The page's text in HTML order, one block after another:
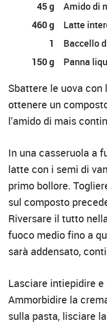
45 g
Amido di
460 g
Latte
1
Baccello
150 g
Panna
Sbattere le uova
ottenere un
l’amido di mais
In una casseruola a
latte con i semi di
primo bollore.
sul composto
Riversare il tutto
fuoco medio fino a
sarà addensato,
Lasciare intiepidire e
Ammorbidire la
sulla pasta, lisciare